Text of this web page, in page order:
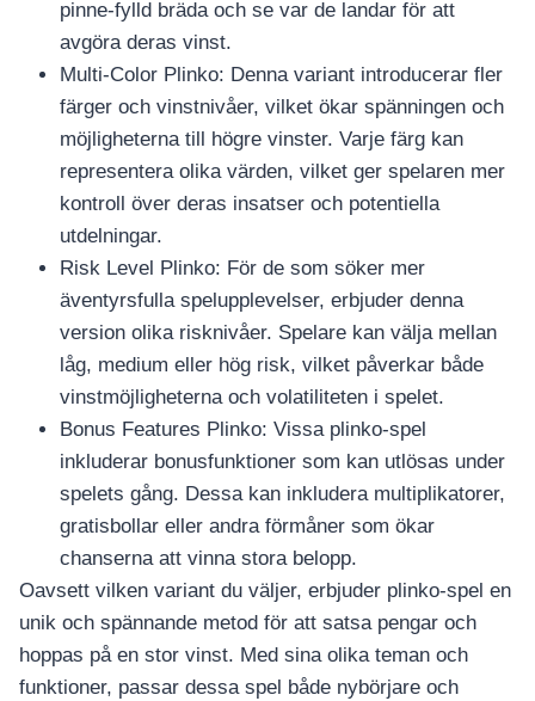
pinne-fylld bräda och se var de landar för att
avgöra deras vinst.
Multi-Color Plinko: Denna variant introducerar fler
färger och vinstnivåer, vilket ökar spänningen och
möjligheterna till högre vinster. Varje färg kan
representera olika värden, vilket ger spelaren mer
kontroll över deras insatser och potentiella
utdelningar.
Risk Level Plinko: För de som söker mer
äventyrsfulla spelupplevelser, erbjuder denna
version olika risknivåer. Spelare kan välja mellan
låg, medium eller hög risk, vilket påverkar både
vinstmöjligheterna och volatiliteten i spelet.
Bonus Features Plinko: Vissa plinko-spel
inkluderar bonusfunktioner som kan utlösas under
spelets gång. Dessa kan inkludera multiplikatorer,
gratisbollar eller andra förmåner som ökar
chanserna att vinna stora belopp.
Oavsett vilken variant du väljer, erbjuder plinko-spel en
unik och spännande metod för att satsa pengar och
hoppas på en stor vinst. Med sina olika teman och
funktioner, passar dessa spel både nybörjare och